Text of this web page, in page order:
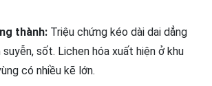
thành: Triệu chứng kéo dài dai dẳng
sốt. Lichen hóa xuất hiện ở khu
có nhiều kẽ lớn.